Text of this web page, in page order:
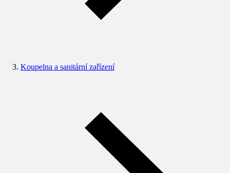
Koupelna a sanitární zařízení